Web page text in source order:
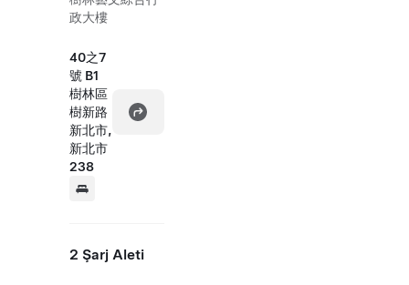
政大樓
40之7
號 B1
樹林區
樹新路
新北市,
新北市
238
2 Şarj Aleti